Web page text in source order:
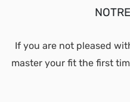
If you are not pleased
master your fit the first